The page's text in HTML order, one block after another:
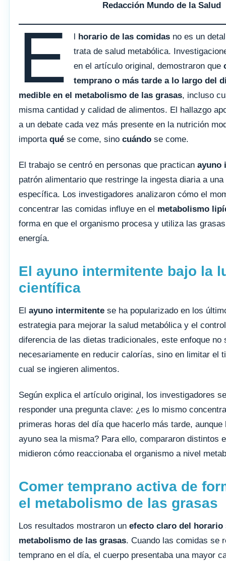
Redacción Mundo de la Salud
E l horario de las comidas no es un
trata de salud metabólica.
en el artículo original, demostraron que
temprano o más tarde a lo largo del
medible en el metabolismo de las grasas, incluso
misma cantidad y calidad de alimentos. El hallazgo
a un debate cada vez más presente en la nutrición
importa qué se come, sino cuándo se come.
El trabajo se centró en personas que practican ayuno
patrón alimentario que restringe la ingesta diaria a
específica. Los investigadores analizaron cómo el
concentrar las comidas influye en el metabolismo
forma en que el organismo procesa y utiliza las
energía.
El ayuno intermitente bajo la
científica
El ayuno intermitente se ha popularizado en los
estrategia para mejorar la salud metabólica y el
diferencia de las dietas tradicionales, este enfoque no
necesariamente en reducir calorías, sino en limitar el
cual se ingieren alimentos.
Según explica el artículo original, los investigadores
responder una pregunta clave: ¿es lo mismo
primeras horas del día que hacerlo más tarde, aunque
ayuno sea la misma? Para ello, compararon distintos
midieron cómo reaccionaba el organismo a nivel
Comer temprano activa de
el metabolismo de las grasas
Los resultados mostraron un efecto claro del horario
metabolismo de las grasas. Cuando las comidas se
temprano en el día, el cuerpo presentaba una mayor